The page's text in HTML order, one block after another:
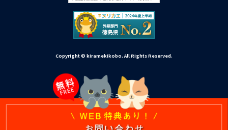
Copyright © kiramekikobo. All Rights Reserved.